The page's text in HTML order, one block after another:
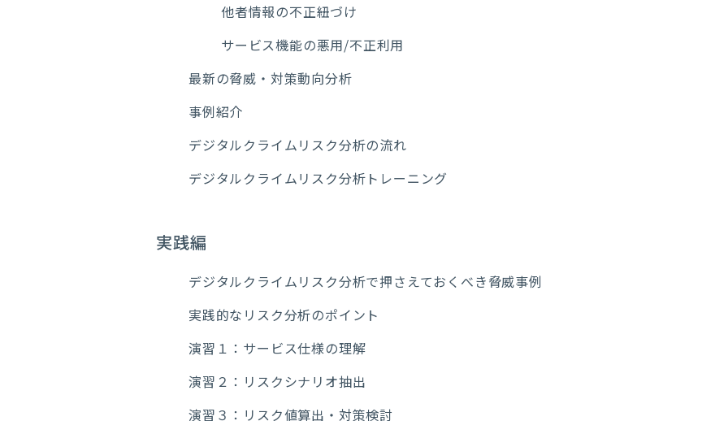
他者情報の不正紐づけ
サービス機能の悪用/不正利用
最新の脅威・対策動向分析
事例紹介
デジタルクライムリスク分析の流れ
デジタルクライムリスク分析トレーニング
実践編
デジタルクライムリスク分析で押さえておくべき脅威事例
実践的なリスク分析のポイント
演習１：サービス仕様の理解
演習２：リスクシナリオ抽出
演習３：リスク値算出・対策検討